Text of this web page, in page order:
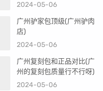
2024-05-06
广州驴家包顶级(广州驴肉
店)
2024-05-06
广州复刻包和正品对比(广
州的复刻包质量行不行呀)
2024-05-06